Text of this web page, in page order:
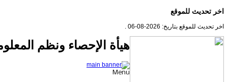
اخر تحديث للموقع
اخر تحديث للموقع بتاريخ: 2026-08-06 .
هيأة الإحصاء ونظم
Menu